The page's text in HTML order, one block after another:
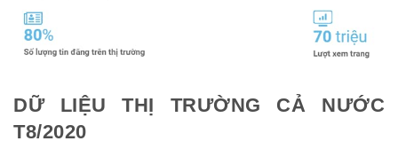
DỮ LIỆU THỊ TRƯỜNG CẢ NƯỚC
T8/2020